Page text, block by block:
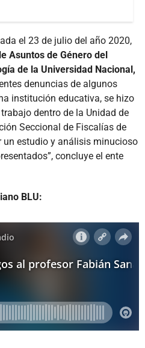
el 23 de julio del año 2020,
Asuntos de Género del
de la Universidad Nacional,
denuncias de algunos
institución educativa, se hizo
dentro de la Unidad de
Seccional de Fiscalías de
un estudio y análisis minucioso
concluye el ente
BLU: